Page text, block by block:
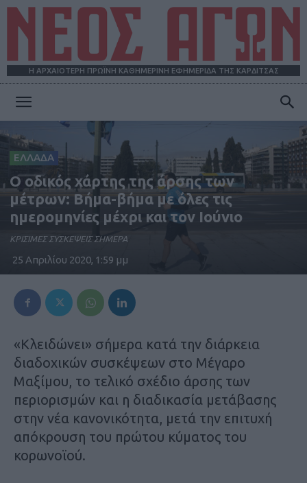
Η ΑΡΧΑΙΟΤΕΡΗ ΠΡΩΪΝΗ ΚΑΘΗΜΕΡΙΝΗ ΕΦΗΜΕΡΙΔΑ ΤΗΣ ΚΑΡΔΙΤΣΑΣ
ΑΓΩΝ
ΕΛΛΑΔΑ
Ο οδικός χάρτης της άρσης των
μέτρων: Βήμα-βήμα με όλες τις
ημερομηνίες μέχρι και τον Ιούνιο
ΚΡΙΣΙΜΕΣ ΣΥΣΚΕΨΕΙΣ ΣΗΜΕΡΑ
25 Απριλίου 2020, 1:59 μμ
«Κλειδώνει» σήμερα κατά την διάρκεια
διαδοχικών συσκέψεων στο Μέγαρο
Μαξίμου, το τελικό σχέδιο άρσης των
περιορισμών και η διαδικασία μετάβασης
στην νέα κανονικότητα, μετά την επιτυχή
απόκρουση του πρώτου κύματος του
κορωνοϊού.